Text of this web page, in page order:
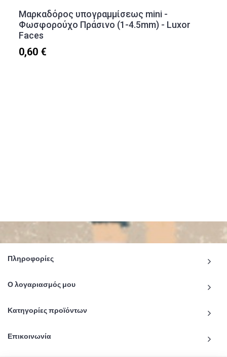
Μαρκαδόρος υπογραμμίσεως mini -
Φωσφορούχο Πράσινο (1-4.5mm) - Luxor
Faces
0,60 €
Πληροφορίες
Ο λογαριασμός μου
Κατηγορίες προϊόντων
Επικοινωνία